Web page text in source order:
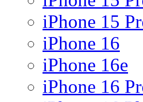
iPhone 15
iPhone 16
iPhone 16e
iPhone 16